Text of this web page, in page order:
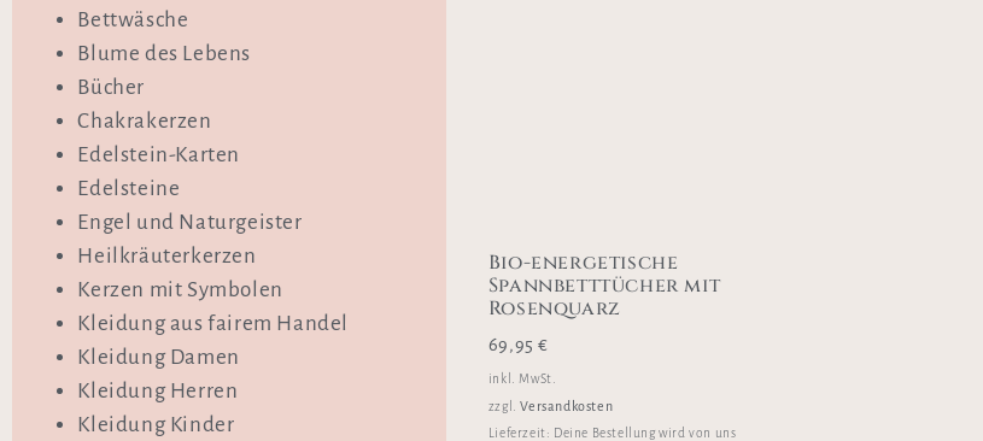
Bettwäsche
Blume des Lebens
Bücher
Chakrakerzen
Edelstein-Karten
Edelsteine
Engel und Naturgeister
Heilkräuterkerzen
Kerzen mit Symbolen
Kleidung aus fairem Handel
Kleidung Damen
Kleidung Herren
Kleidung Kinder
Bio-energetische
Spannbetttücher mit
Rosenquarz
69,95€
inkl. MwSt.
zzgl.Versandkosten
Lieferzeit: Deine Bestellung wird von uns